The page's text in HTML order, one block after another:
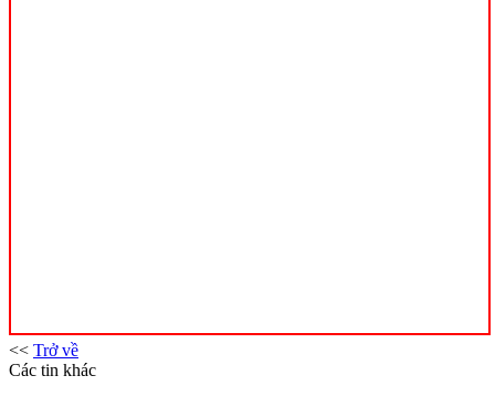
<< Trở về
Các tin khác